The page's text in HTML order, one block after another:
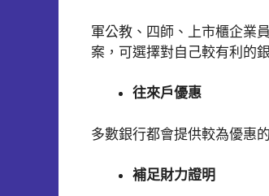
軍公教、四師、上市櫃企業
案，可選擇對自己較有利的
往來戶優惠
多數銀行都會提供較為優惠
補足財力證明